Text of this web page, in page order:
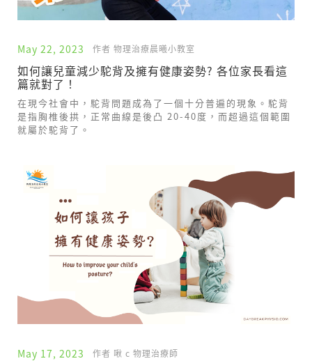
May 22, 2023 作者 物理治療晨曦小教室
如何讓兒童減少駝背及擁有健康姿勢? 各位家長看這
篇就對了！
在現今社會中，駝背問題成為了一個十分普遍的現象。駝背
是指胸椎後拱，正常曲線是後凸 20-40度，而超過這個範圍
就屬於駝背了。
May 17, 2023 作者 啾 c 物理治療師